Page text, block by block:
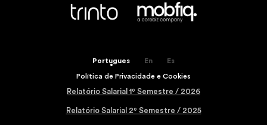
Portugues En Es
Política de Privacidade e Cookies
Relatório Salarial 1º Semestre / 2026
Relatório Salarial 2º Semestre / 2025